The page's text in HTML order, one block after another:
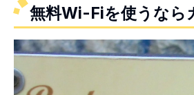
無料Wi-Fiを使うなら